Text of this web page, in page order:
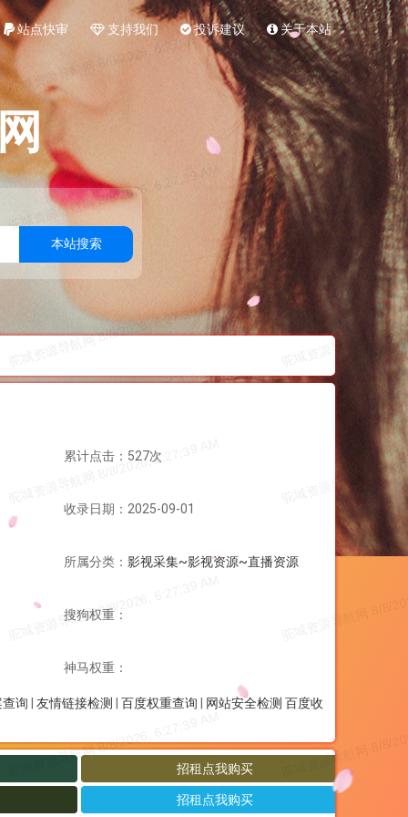
站点快审 支持我们 投诉建议 关于本站
本站搜索
累计点击：527次
收录日期：2025-09-01
所属分类：影视采集~影视资源~直播资源
搜狗权重：
神马权重：
查询 友情链接检测 百度权重查询 网站安全检测 百度收